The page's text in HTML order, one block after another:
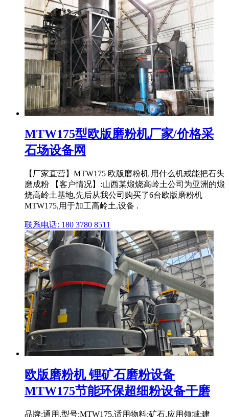
MTW175型欧版磨粉机厂家/价格采
石场设备网
【厂家直营】MTW175 欧版磨粉机 用什么机戒能把石头
磨成粉 【客户情况】:山西某煅烧高岭土公司为亚洲的煅
烧高岭土基地,先后从我公司购买了6台欧版磨粉机
MTW175,用于加工高岭土,设备 .
联系电话: 180 3780 8511
欧版磨粉机 锂矿石磨粉设备
MTW175节能环保超细粉设备干磨
品牌:通用,型号:MTW175,适用物料:矿石,应用领域:建